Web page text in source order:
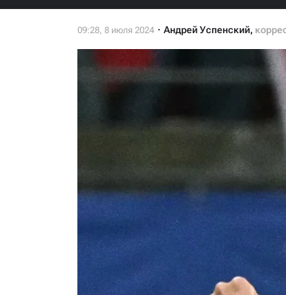
Андрей Успенский,